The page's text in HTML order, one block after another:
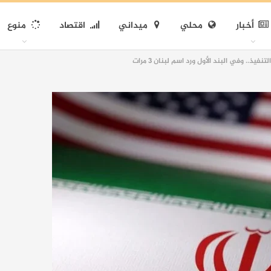
أخبار محلي ميداني اقتصاد منوع
وفي البند الأول ورد اسم لبنان 3 مرات